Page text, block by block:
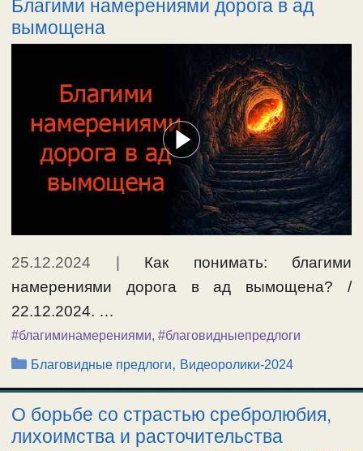
Благими намерениями дорога в ад
вымощена
25.12.2024 | Как понимать: благими
намерениями дорога в ад вымощена? /
22.12.2024. …
#благиминамерениями, #благовидныепредлоги
Рубрики
Благовидные предлоги, Видеоролики-2024
О борьбе со страстью сребролюбия,
лихоимства и расточительства